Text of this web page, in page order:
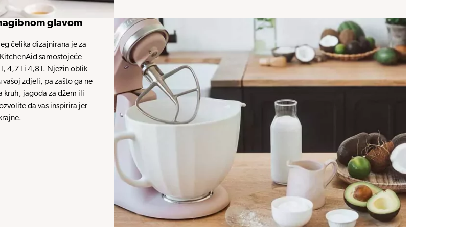
glavom
čelika dizajnirana je za
samostojeće
4,7 l i 4,8 l. Njezin oblik
zdjeli, pa zašto ga ne
kruh, jagoda za džem ili
da vas inspirira jer